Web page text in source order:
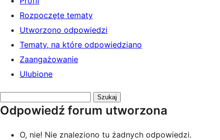
Rozpoczęte tematy
Utworzono odpowiedzi
Tematy, na które odpowiedziano
Zaangażowanie
Ulubione
odpowiedzi:
Odpowiedź forum utworzona
O, nie! Nie znaleziono tu żadnych odpowiedzi.